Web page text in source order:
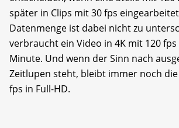
später in Clips mit 30 fps
Datenmenge ist dabei nicht zu
verbraucht ein Video in 4K mit 120
Minute. Und wenn der Sinn nach
Zeitlupen steht, bleibt immer noch
fps in Full-HD.